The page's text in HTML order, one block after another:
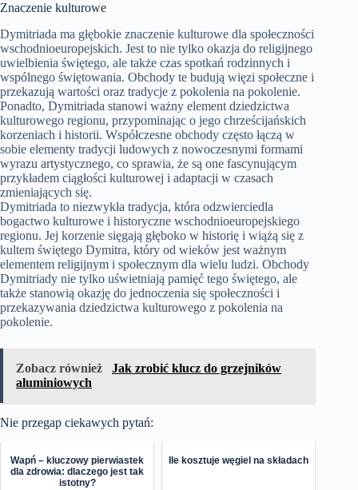
Znaczenie kulturowe
Dymitriada ma głębokie znaczenie kulturowe dla społeczności
wschodnioeuropejskich. Jest to nie tylko okazja do religijnego
uwielbienia świętego, ale także czas spotkań rodzinnych i
wspólnego świętowania. Obchody te budują więzi społeczne i
przekazują wartości oraz tradycje z pokolenia na pokolenie.
Ponadto, Dymitriada stanowi ważny element dziedzictwa
kulturowego regionu, przypominając o jego chrześcijańskich
korzeniach i historii. Współczesne obchody często łączą w
sobie elementy tradycji ludowych z nowoczesnymi formami
wyrazu artystycznego, co sprawia, że są one fascynującym
przykładem ciągłości kulturowej i adaptacji w czasach
zmieniających się.
Dymitriada to niezwykła tradycja, która odzwierciedla
bogactwo kulturowe i historyczne wschodnioeuropejskiego
regionu. Jej korzenie sięgają głęboko w historię i wiążą się z
kultem świętego Dymitra, który od wieków jest ważnym
elementem religijnym i społecznym dla wielu ludzi. Obchody
Dymitriady nie tylko uświetniają pamięć tego świętego, ale
także stanowią okazję do jednoczenia się społeczności i
przekazywania dziedzictwa kulturowego z pokolenia na
pokolenie.
Zobacz również
Jak zrobić klucz do grzejników
aluminiowych
Nie przegap ciekawych pytań:
Wapń – kluczowy pierwiastek
dla zdrowia: dlaczego jest tak
istotny?
Ile kosztuje węgiel na składach